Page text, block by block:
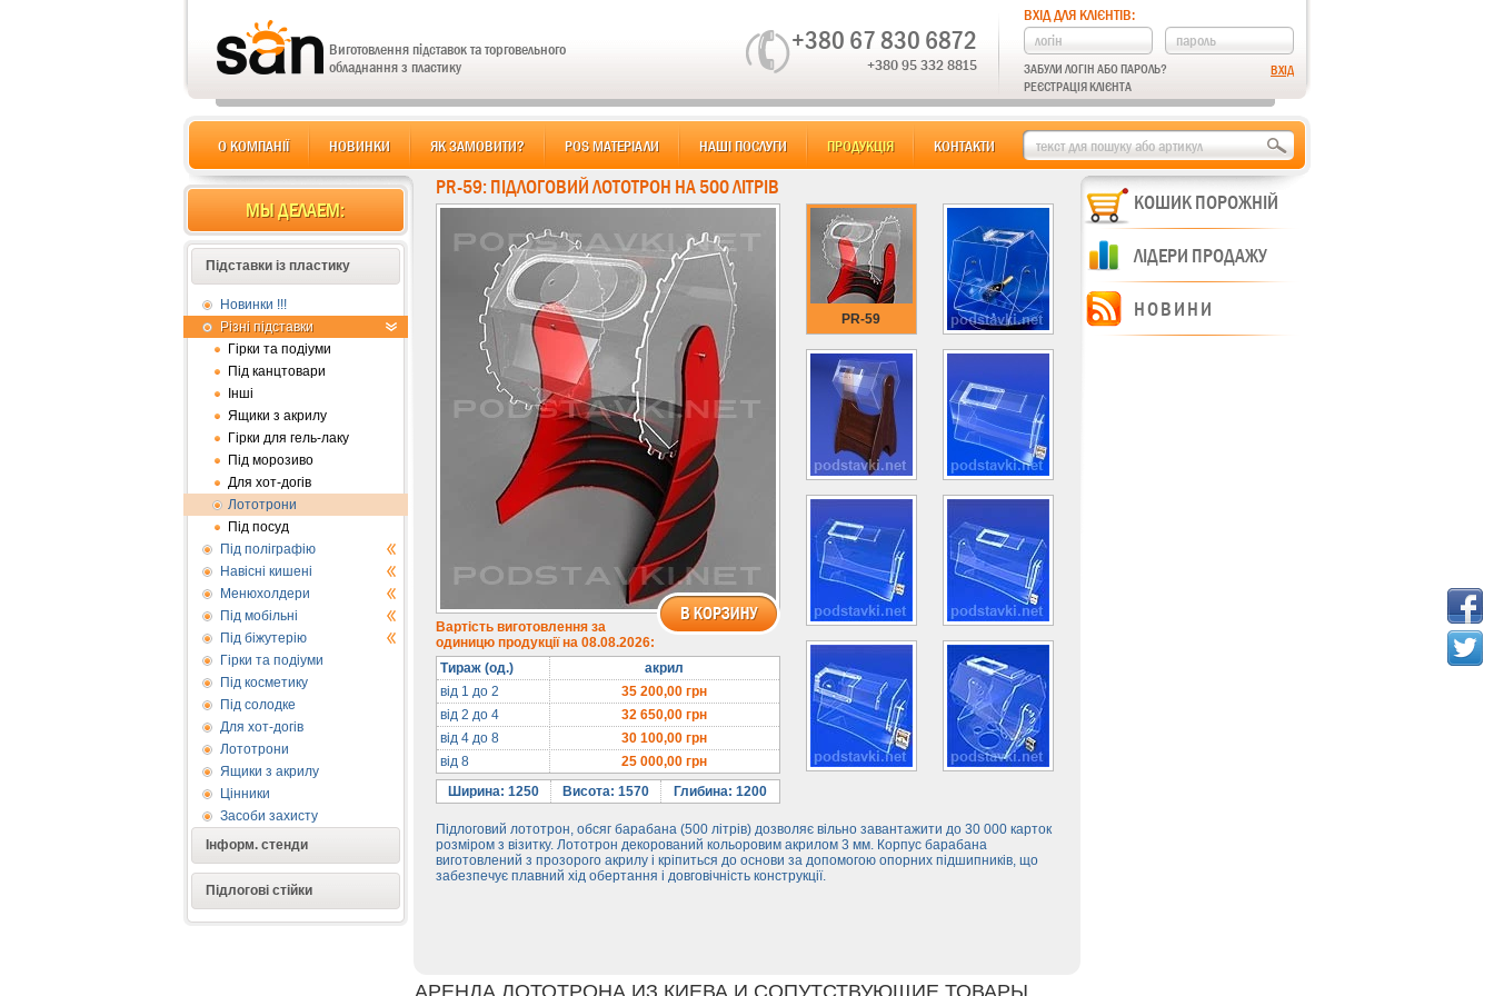
Виготовлення підставок та торговельного
обладнання з пластику
+380 67 830 6872
+380 95 332 8815
ВХІД ДЛЯ КЛІЄНТІВ:
ЗАБУЛИ ЛОГІН АБО ПАРОЛЬ?
РЕЄСТРАЦІЯ КЛІЄНТА
О КОМПАНІЇ НОВИНКИ ЯК ЗАМОВИТИ? POS МАТЕРІАЛИ НАШІ ПОСЛУГИ ПРОДУКЦІЯ КОНТАКТИ
МЫ ДЕЛАЕМ:
Підставки із пластику
Новинки !!!
Різні підставки
Гірки та подіуми
Під канцтовари
Інші
Ящики з акрилу
Гірки для гель-лаку
Під морозиво
Для хот-догів
Лототрони
Під посуд
Під поліграфію
Навісні кишені
Менюхолдери
Під мобільні
Під біжутерію
Гірки та подіуми
Під косметику
Під солодке
Для хот-догів
Лототрони
Ящики з акрилу
Цінники
Засоби захисту
Інформ. стенди
Підлогові стійки
АРЕНДА ЛОТОТРОНА ИЗ КИЕВА И СОПУТСТВУЮЩИЕ ТОВАРЫ.
PR-59: ПІДЛОГОВИЙ ЛОТОТРОН НА 500 ЛІТРІВ
Вартість виготовлення за
одиницю продукції на 08.08.2026:
Тираж (од.)
акрил
від 1 до 2
35 200,00 грн
від 2 до 4
32 650,00 грн
від 4 до 8
30 100,00 грн
від 8
25 000,00 грн
Ширина: 1250
Висота: 1570 Глибина: 1200
Підлоговий лототрон, обсяг барабана (500 літрів) дозволяє вільно завантажити до 30 000 карток
розміром з візитку. Лототрон декорований кольоровим акрилом 3 мм. Корпус барабана
виготовлений з прозорого акрилу і кріпиться до основи за допомогою опорних підшипників, що
забезпечує плавний хід обертання і довговічність конструкції.
PR-59
КОШИК ПОРОЖНІЙ
ЛІДЕРИ ПРОДАЖУ
НОВИНИ